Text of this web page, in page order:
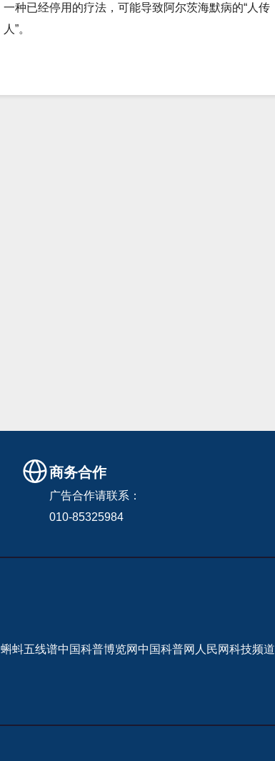
一种已经停用的疗法，可能导致阿尔茨海默病的“人传
人”。
商务合作
广告合作请联系：
010-85325984
蝌蚪五线谱中国科普博览网中国科普网 人民网科技频道